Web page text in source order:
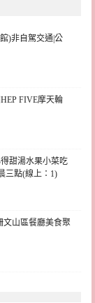
)非自駕交通|公
FIVE摩天輪
甜湯水果小菜吃
三點(線上：1)
文山區餐廳美食聚